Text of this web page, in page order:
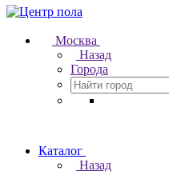
Москва
Назад
Города
Каталог
Назад